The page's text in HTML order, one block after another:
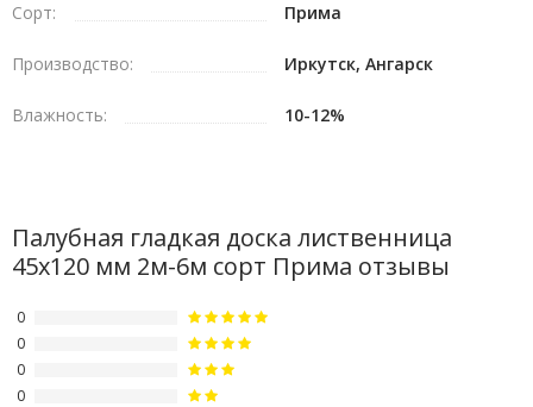
Сорт: Прима
Производство: Иркутск, Ангарск
Влажность: 10-12%
Палубная гладкая доска лиственница
45х120 мм 2м-6м сорт Прима отзывы
0
0
0
0